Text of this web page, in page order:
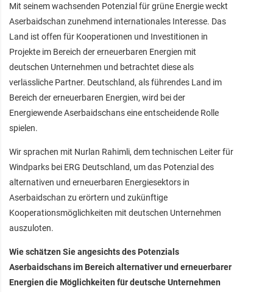
Mit seinem wachsenden Potenzial für grüne Energie weckt
Aserbaidschan zunehmend internationales Interesse. Das
Land ist offen für Kooperationen und Investitionen in
Projekte im Bereich der erneuerbaren Energien mit
deutschen Unternehmen und betrachtet diese als
verlässliche Partner. Deutschland, als führendes Land im
Bereich der erneuerbaren Energien, wird bei der
Energiewende Aserbaidschans eine entscheidende Rolle
spielen.
Wir sprachen mit Nurlan Rahimli, dem technischen Leiter für
Windparks bei ERG Deutschland, um das Potenzial des
alternativen und erneuerbaren Energiesektors in
Aserbaidschan zu erörtern und zukünftige
Kooperationsmöglichkeiten mit deutschen Unternehmen
auszuloten.
Wie schätzen Sie angesichts des Potenzials
Aserbaidschans im Bereich alternativer und erneuerbarer
Energien die Möglichkeiten für deutsche Unternehmen